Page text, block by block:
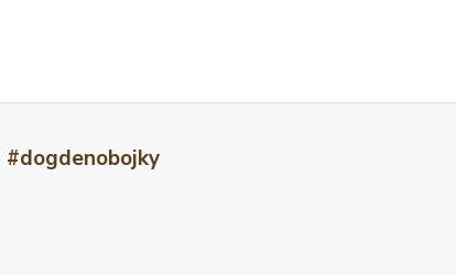
#dogdenobojky